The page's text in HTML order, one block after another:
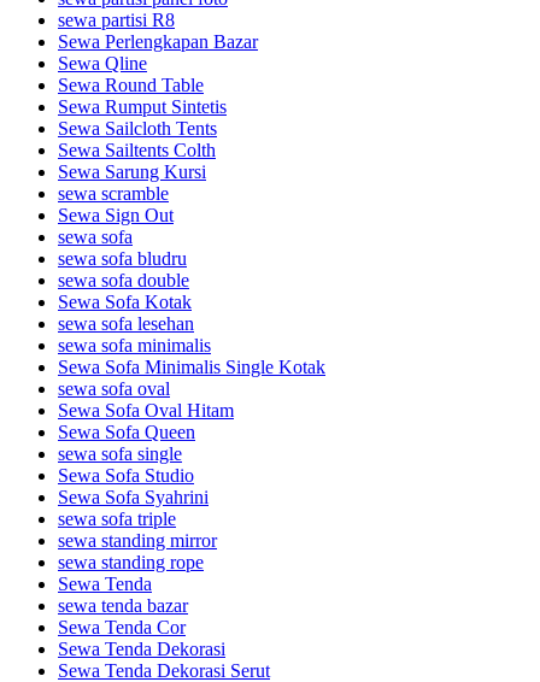
sewa partisi R8
Sewa Perlengkapan Bazar
Sewa Qline
Sewa Round Table
Sewa Rumput Sintetis
Sewa Sailcloth Tents
Sewa Sailtents Colth
Sewa Sarung Kursi
sewa scramble
Sewa Sign Out
sewa sofa
sewa sofa bludru
sewa sofa double
Sewa Sofa Kotak
sewa sofa lesehan
sewa sofa minimalis
Sewa Sofa Minimalis Single Kotak
sewa sofa oval
Sewa Sofa Oval Hitam
Sewa Sofa Queen
sewa sofa single
Sewa Sofa Studio
Sewa Sofa Syahrini
sewa sofa triple
sewa standing mirror
sewa standing rope
Sewa Tenda
sewa tenda bazar
Sewa Tenda Cor
Sewa Tenda Dekorasi
Sewa Tenda Dekorasi Serut